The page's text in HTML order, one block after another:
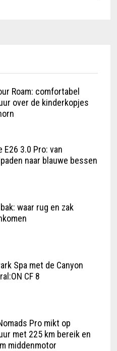
Roam: comfortabel
over de kinderkopjes
E26 3.0 Pro: van
naar blauwe bessen
waar rug en zak
Spa met de Canyon
CF 8
Pro mikt op
met 225 km bereik en
middenmotor